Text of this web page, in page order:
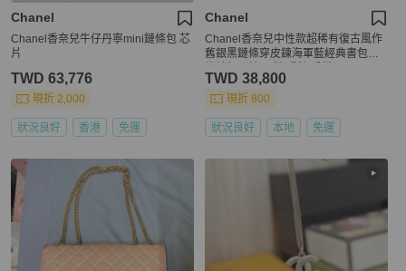
Chanel
Chanel香奈兒牛仔丹寧mini鏈條包 芯
片
TWD 63,776
現折 2,000
狀況良好 香港 免運
Chanel
Chanel香奈兒中性款超稀有復古風作
舊銀黑鏈條穿皮鍊海軍藍經典書包釦
TWD 38,800
現折 800
狀況良好 本地 免運